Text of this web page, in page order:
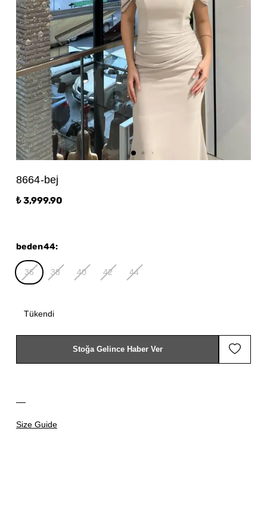
8664-bej
₺ 3,999.90
Size Guide
beden44:
36 38 40 42 44
Tükendi
Stoğa Gelince Haber Ver